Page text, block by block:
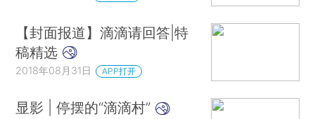
【封面报道】滴滴请回答|特
稿精选
2018年08月31日 APP打开
显影 | 停摆的“滴滴村”